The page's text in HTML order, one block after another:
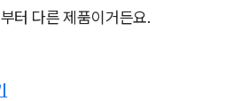
터 다른 제품이거든요.